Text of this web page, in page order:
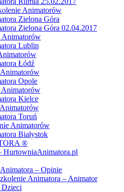
Animatorów
Zielona Góra
Zielona Góra 02.04.2017
Animatorów
Lublin
Łódź
Opole
Kielce
Toruń
Animatorów
Białystok
®
HurtowniaAnimatora.pl
– Opinie
Animatora – Animator
Dzieci